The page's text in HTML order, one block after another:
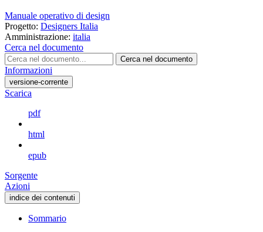
Manuale operativo di design
Progetto: Designers Italia
Amministrazione: italia
Cerca nel documento
Cerca nel documento
Informazioni
versione-corrente
Scarica
pdf
html
epub
Sorgente
Azioni
indice dei contenuti
Sommario